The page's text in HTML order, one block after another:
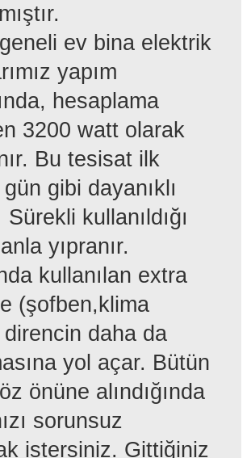
ev bina elektrik
yapım
hesaplama
3200 watt olarak
Bu tesisat ilk
gibi dayanıklı
kullanıldığı
yıpranır.
kullanılan extra
(şofben,klima
daha da
yol açar. Bütün
önüne alındığında
sorunsuz
istersiniz. Gittiğiniz